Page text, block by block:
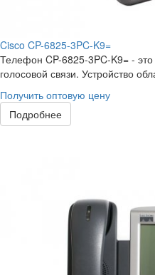
Cisco CP-6825-3PC-K9=
Телефон CP-6825-3PC-K9= -
голосовой связи. Устройство
Получить оптовую цену
Подробнее